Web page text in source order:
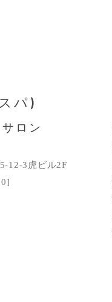
パ)
ロン
12-3虎ビル2F